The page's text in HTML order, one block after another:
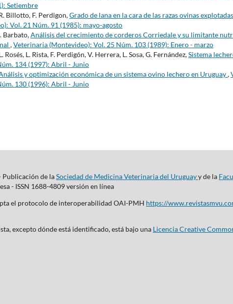
Setiembre
Billotto, F. Perdigon,Grado de lana en la cara de las razas ovinas
Vol. 21 Núm. 91 (1985): mayo-agosto
Barbato,Análisis del crecimiento de corderos Corriedale y su limitante
,Veterinaria (Montevideo): Vol. 25 Núm. 103 (1989): Enero - marzo
Rosés, L. Rista, F. Perdigón, V. Herrera, L. Sosa, G. Fernández,Sistema
134 (1997): Abril - Junio
y optimización económica de un sistema ovino lechero en Uruguay,
130 (1996): Abril - Junio
Publicación de laSociedad de Medicina Veterinaria del Uruguayy de la
- ISSN 1688-4809 versión en línea
el protocolo de interoperabilidad OAI-PMH https://
excepto dónde está identificado, está bajo una Licencia Creative